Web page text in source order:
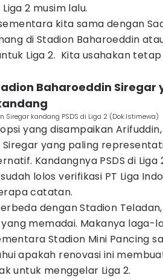
2 musim lalu.
kita sama dengan
di Stadion Baharoeddin
Liga 2. Kita usahakan
Baharoeddin
Siregar kandang PSDS di Liga 2 (Dok.Istimewa)
yang disampaikan
Siregar yang paling
Kandangnya PSDS di Liga
lolos verifikasi PT Liga
catatan.
dengan Stadion
memadai. Makanya laga-
Stadion Mini Pancing
apakah renovasi ini
untuk menggelar Liga 2.